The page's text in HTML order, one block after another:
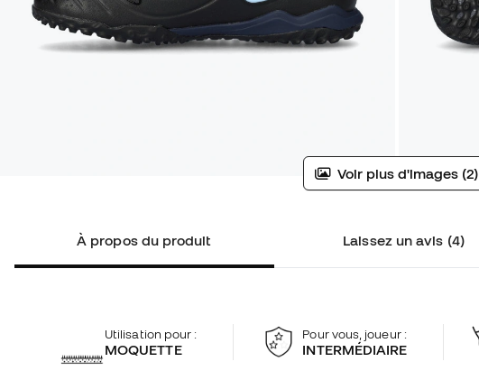
Voir plus d'images (2)
À propos du produit Laissez un avis (4)
Utilisation pour :
MOQUETTE
Pour vous, joueur :
INTERMÉDIAIRE